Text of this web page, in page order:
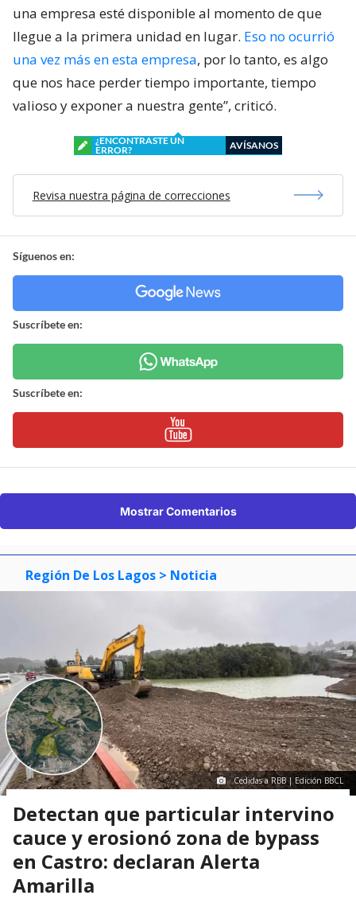
una empresa esté disponible al momento de que
llegue a la primera unidad en lugar. Eso no ocurrió
una vez más en esta empresa, por lo tanto, es algo
que nos hace perder tiempo importante, tiempo
valioso y exponer a nuestra gente”, criticó.
¿ENCONTRASTE UN
ERROR?
AVÍSANOS
Revisa nuestra página de correcciones
Síguenos en:
Suscríbete en:
Suscríbete en:
Mostrar Comentarios
Región De Los Lagos > Noticia
Cedidas a RBB | Edición BBCL
Detectan que particular intervino
cauce y erosionó zona de bypass
en Castro: declaran Alerta
Amarilla